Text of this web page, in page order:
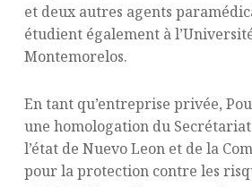
et deux autres agents
étudient également à
Montemorelos.
En tant qu’entreprise privée,
une homologation du Secrétariat
l’état de Nuevo Leon et de la
pour la protection contre les